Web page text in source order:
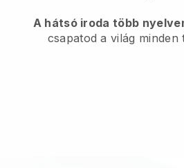
A hátsó iroda több
csapatod a világ minden